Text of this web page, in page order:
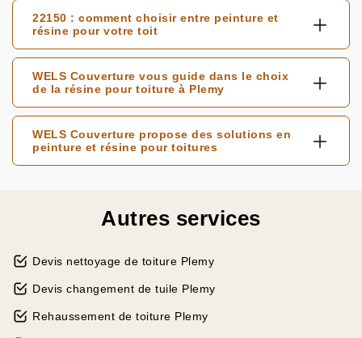
22150 : comment choisir entre peinture et
résine pour votre toit
WELS Couverture vous guide dans le choix
de la résine pour toiture à Plemy
WELS Couverture propose des solutions en
peinture et résine pour toitures
Autres services
Devis nettoyage de toiture Plemy
Devis changement de tuile Plemy
Rehaussement de toiture Plemy